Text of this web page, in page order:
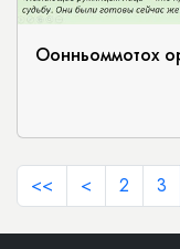
Оонньоммотох
<< < 2 3